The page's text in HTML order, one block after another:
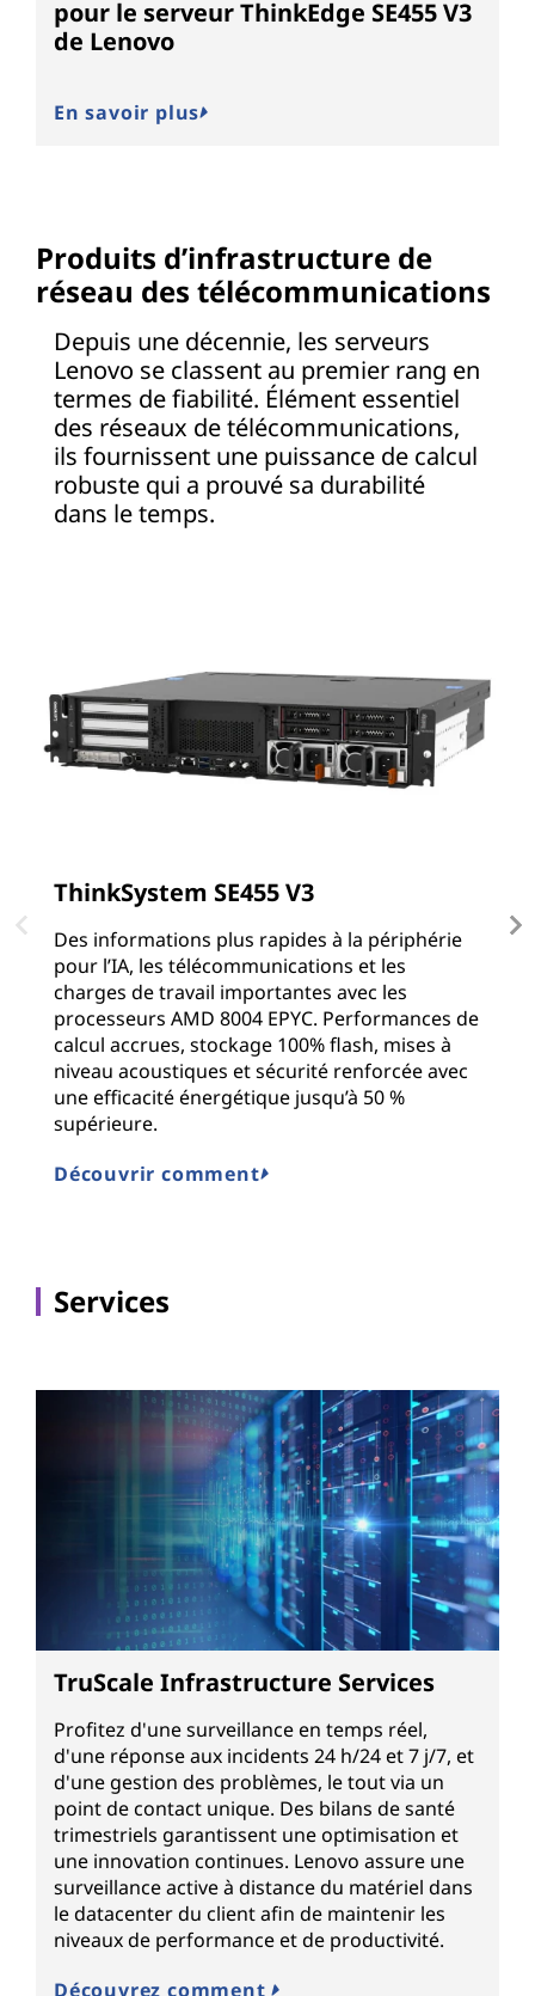
pour le serveur ThinkEdge SE455 V3
de Lenovo
En savoir plus
Produits d’infrastructure de
réseau des télécommunications
Depuis une décennie, les serveurs
Lenovo se classent au premier rang en
termes de fiabilité. Élément essentiel
des réseaux de télécommunications,
ils fournissent une puissance de calcul
robuste qui a prouvé sa durabilité
dans le temps.
ThinkSystem SE455 V3
Des informations plus rapides à la périphérie
pour l’IA, les télécommunications et les
charges de travail importantes avec les
processeurs AMD 8004 EPYC. Performances de
calcul accrues, stockage 100% flash, mises à
niveau acoustiques et sécurité renforcée avec
une efficacité énergétique jusqu’à 50 %
supérieure.
Découvrir comment
Services
TruScale Infrastructure Services
Profitez d'une surveillance en temps réel,
d'une réponse aux incidents 24 h/24 et 7 j/7, et
d'une gestion des problèmes, le tout via un
point de contact unique. Des bilans de santé
trimestriels garantissent une optimisation et
une innovation continues. Lenovo assure une
surveillance active à distance du matériel dans
le datacenter du client afin de maintenir les
niveaux de performance et de productivité.
Découvrez comment